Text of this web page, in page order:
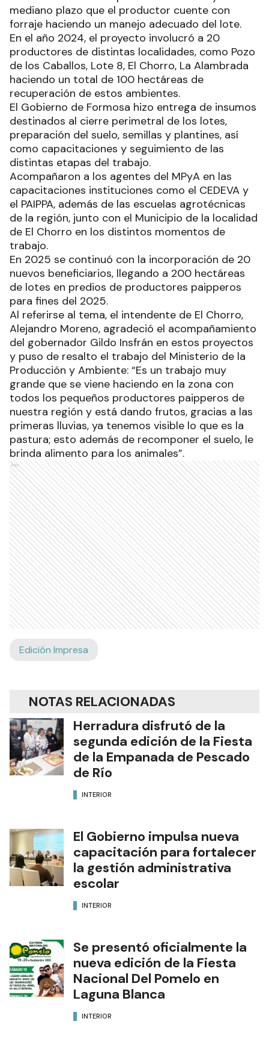
mediano plazo que el productor cuente con
forraje haciendo un manejo adecuado del lote.
En el año 2024, el proyecto involucró a 20
productores de distintas localidades, como Pozo
de los Caballos, Lote 8, El Chorro, La Alambrada
haciendo un total de 100 hectáreas de
recuperación de estos ambientes.
El Gobierno de Formosa hizo entrega de insumos
destinados al cierre perimetral de los lotes,
preparación del suelo, semillas y plantines, así
como capacitaciones y seguimiento de las
distintas etapas del trabajo.
Acompañaron a los agentes del MPyA en las
capacitaciones instituciones como el CEDEVA y
el PAIPPA, además de las escuelas agrotécnicas
de la región, junto con el Municipio de la localidad
de El Chorro en los distintos momentos de
trabajo.
En 2025 se continuó con la incorporación de 20
nuevos beneficiarios, llegando a 200 hectáreas
de lotes en predios de productores paipperos
para fines del 2025.
Al referirse al tema, el intendente de El Chorro,
Alejandro Moreno, agradeció el acompañamiento
del gobernador Gildo Insfrán en estos proyectos
y puso de resalto el trabajo del Ministerio de la
Producción y Ambiente: “Es un trabajo muy
grande que se viene haciendo en la zona con
todos los pequeños productores paipperos de
nuestra región y está dando frutos, gracias a las
primeras lluvias, ya tenemos visible lo que es la
pastura; esto además de recomponer el suelo, le
brinda alimento para los animales”.
Ads
Edición Impresa
NOTAS RELACIONADAS
Herradura disfrutó de la
segunda edición de la Fiesta
de la Empanada de Pescado
de Río
INTERIOR
El Gobierno impulsa nueva
capacitación para fortalecer
la gestión administrativa
escolar
INTERIOR
Se presentó oficialmente la
nueva edición de la Fiesta
Nacional Del Pomelo en
Laguna Blanca
INTERIOR